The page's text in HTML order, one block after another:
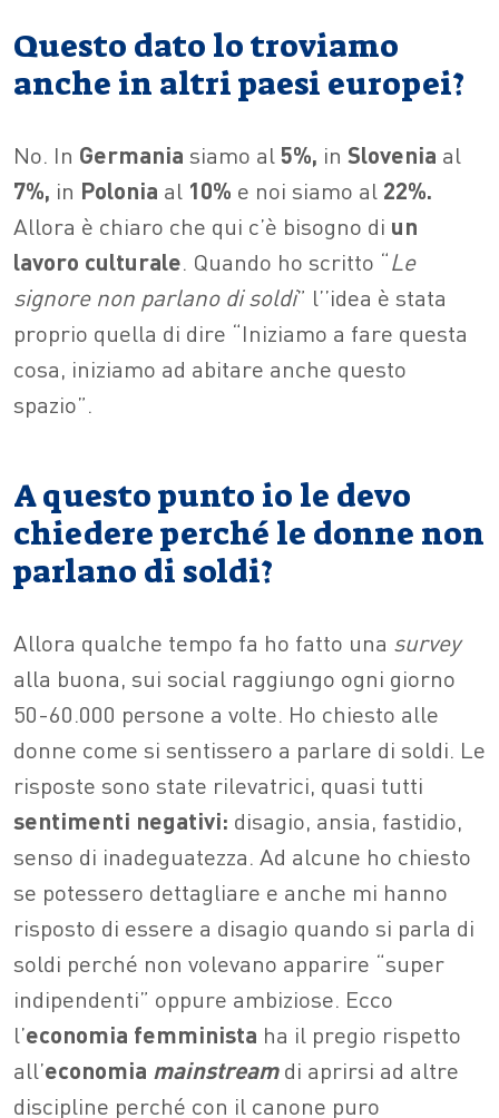
Questo dato lo troviamo
anche in altri paesi europei?
No. In Germania siamo al 5%, in Slovenia al
7%, in Polonia al 10% e noi siamo al 22%.
Allora è chiaro che qui c’è bisogno di un
lavoro culturale. Quando ho scritto “Le
signore non parlano di soldi” l’’idea è stata
proprio quella di dire “Iniziamo a fare questa
cosa, iniziamo ad abitare anche questo
spazio”.
A questo punto io le devo
chiedere perché le donne non
parlano di soldi?
Allora qualche tempo fa ho fatto una survey
alla buona, sui social raggiungo ogni giorno
50-60.000 persone a volte. Ho chiesto alle
donne come si sentissero a parlare di soldi. Le
risposte sono state rilevatrici, quasi tutti
sentimenti negativi: disagio, ansia, fastidio,
senso di inadeguatezza. Ad alcune ho chiesto
se potessero dettagliare e anche mi hanno
risposto di essere a disagio quando si parla di
soldi perché non volevano apparire “super
indipendenti” oppure ambiziose. Ecco
l’economia femminista ha il pregio rispetto
all’economia mainstreamdi aprirsi ad altre
discipline perché con il canone puro